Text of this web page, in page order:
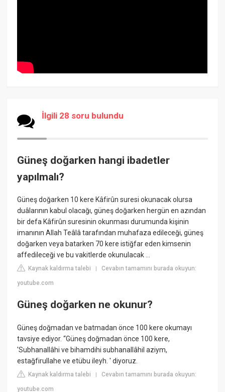
İlgili 28 soru bulundu
Güneş doğarken hangi ibadetler
yapılmalı?
Güneş doğarken 10 kere Kâfirûn suresi okunacak olursa
duâlarının kabul olacağı, güneş doğarken hergün en azından
bir defa Kâfirûn suresinin okunması durumunda kişinin
imanının Allah Teâlâ tarafından muhafaza edileceği, güneş
doğarken veya batarken 70 kere istiğfar eden kimsenin
affedileceği ve bu vakitlerde okunulacak ...
Kaynak kaldırma talebi |Cevabın tamamını burada okuyun:
youtube.com
Güneş doğarken ne okunur?
Güneş doğmadan ve batmadan önce 100 kere okumayı
tavsiye ediyor. “Güneş doğmadan önce 100 kere,
'Subhanallâhi ve bihamdihi subhanallâhil aziym,
estağfirullahe ve etübu ileyh. ' diyoruz.
Kaynak kaldırma talebi |Cevabın tamamını burada okuyun:
youtube.com